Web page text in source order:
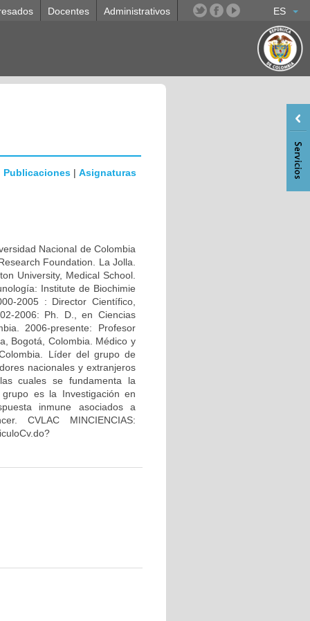
ES
Docentes Administrativos
Publicaciones | Asignaturas
Nacional de Colombia
Foundation. La Jolla.
University, Medical School.
Institute de Biochimie
2005 : Director Científico,
2006: Ph. D., en Ciencias
2006-presente: Profesor
Bogotá, Colombia. Médico y
Líder del grupo de
nacionales y extranjeros
cuales se fundamenta la
es la Investigación en
inmune asociados a
CVLAC MINCIENCIAS: